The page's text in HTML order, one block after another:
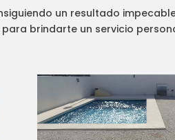
un resultado
brindarte un servicio